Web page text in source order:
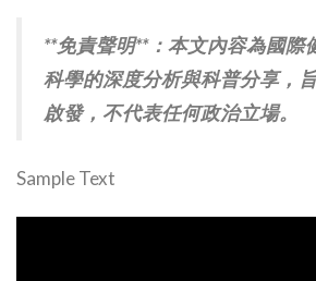
**免責聲明**：本文內容為國際
科學的深度分析與科普分享，
啟發，不代表任何政治立場。
Sample Text